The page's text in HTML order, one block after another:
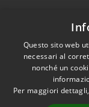
Privacy
Cookie
Mappa del sito
Permessi web -
Questo sito web
necessari al
nonché un
Per maggiori